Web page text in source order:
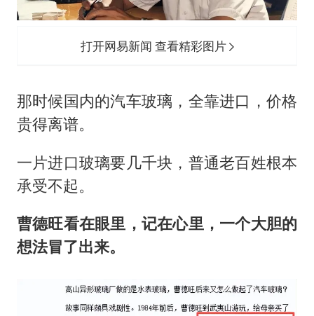
打开网易新闻 查看精彩图片
那时候国内的汽车玻璃，全靠进口，价格
贵得离谱。
一片进口玻璃要几千块，普通老百姓根本
承受不起。
曹德旺看在眼里，记在心里，一个大胆的
想法冒了出来。